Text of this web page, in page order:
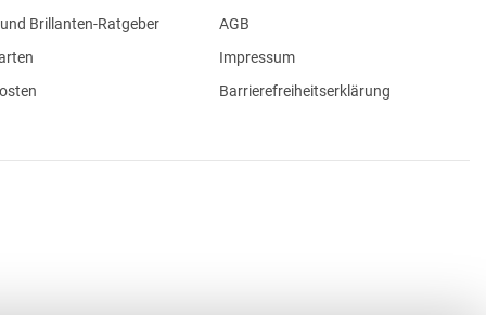
Brillanten-Ratgeber
AGB
Impressum
Barrierefreiheitserklärung